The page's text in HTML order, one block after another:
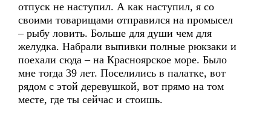
отпуск не наступил. А как наступил, я со
своими товарищами отправился на промысел
– рыбу ловить. Больше для души чем для
желудка. Набрали выпивки полные рюкзаки и
поехали сюда – на Красноярское море. Было
мне тогда 39 лет. Поселились в палатке, вот
рядом с этой деревушкой, вот прямо на том
месте, где ты сейчас и стоишь.